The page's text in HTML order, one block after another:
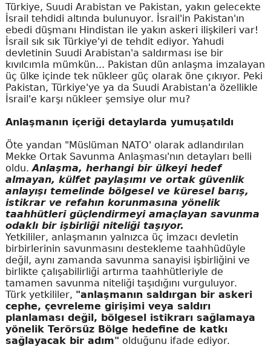
Türkiye, Suudi Arabistan ve Pakistan, yakın gelecekte
İsrail tehdidi altında bulunuyor. İsrail'in Pakistan'ın
ebedi düşmanı Hindistan ile yakın askeri ilişkileri var!
İsrail sık sık Türkiye'yi de tehdit ediyor. Yahudi
devletinin Suudi Arabistan'a saldırması ise bir
kıvılcımla mümkün... Pakistan dün anlaşma imzalayan
üç ülke içinde tek nükleer güç olarak öne çıkıyor. Peki
Pakistan, Türkiye'ye ya da Suudi Arabistan'a özellikle
İsrail'e karşı nükleer şemsiye olur mu?
Anlaşmanın içeriği detaylarda yumuşatıldı
Öte yandan "Müslüman NATO' olarak adlandırılan
Mekke Ortak Savunma Anlaşması'nın detayları belli
oldu.Anlaşma, herhangi bir ülkeyi hedef
almayan, külfet paylaşımı ve ortak güvenlik
anlayışı temelinde bölgesel ve küresel barış,
istikrar ve refahın korunmasına yönelik
taahhütleri güçlendirmeyi amaçlayan savunma
odaklı bir işbirliği niteliği taşıyor.
Yetkililer, anlaşmanın yalnızca üç imzacı devletin
birbirlerinin savunmasını destekleme taahhüdüyle
değil, aynı zamanda savunma sanayisi işbirliğini ve
birlikte çalışabilirliği artırma taahhütleriyle de
tamamen savunma niteliği taşıdığını vurguluyor.
Türk yetkililer, "anlaşmanın saldırgan bir askeri
cephe, çevreleme girişimi veya saldırı
planlaması değil, bölgesel istikrarı sağlamaya
yönelik Terörsüz Bölge hedefine de katkı
sağlayacak bir adım" olduğunu ifade ediyor.